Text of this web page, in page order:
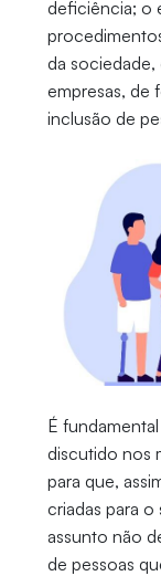
deficiência; o
da sociedade,
empresas, de
inclusão de
É
discutido nos
para que,
criadas para
assunto não
de pessoas